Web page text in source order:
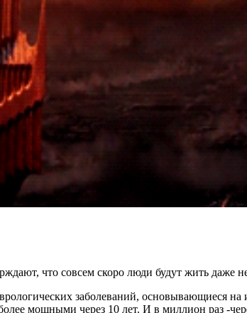
что совсем скоро люди будут жить даже
заболеваний, основывающиеся
мощными через 10 лет. И в миллион раз -